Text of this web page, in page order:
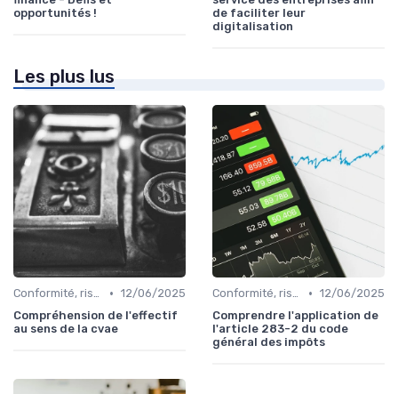
opportunités !
de faciliter leur
digitalisation
Les plus lus
Conformité, risques & réglementation • 12/06/2025
Compréhension de l'effectif
au sens de la cvae
Conformité, risques & réglementation • 12/06/2025
Comprendre l'application de
l'article 283-2 du code
général des impôts